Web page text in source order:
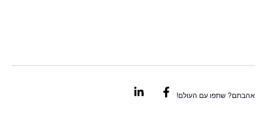
אהבתם? שתפו עם העולם!
Facebook-
f
Linkedin-
in